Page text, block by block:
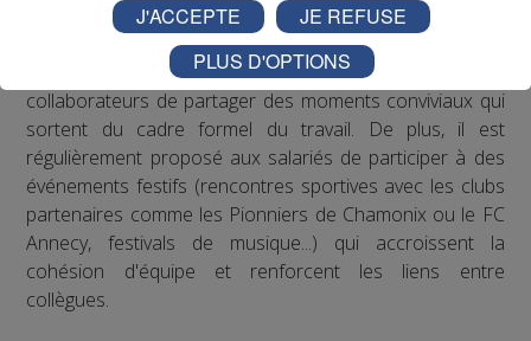
Concernant le bien-être au travail, le Groupe Mont Blanc
Médias organise depuis plusieurs années des
séminaires d’entreprise qui permettent à ses
collaborateurs de partager des moments conviviaux qui
sortent du cadre formel du travail. De plus, il est
régulièrement proposé aux salariés de participer à des
événements festifs (rencontres sportives avec les clubs
partenaires comme les Pionniers de Chamonix ou le FC
Annecy, festivals de musique...) qui accroissent la
cohésion d'équipe et renforcent les liens entre
collègues.
J'ACCEPTE
JE REFUSE
PLUS D'OPTIONS